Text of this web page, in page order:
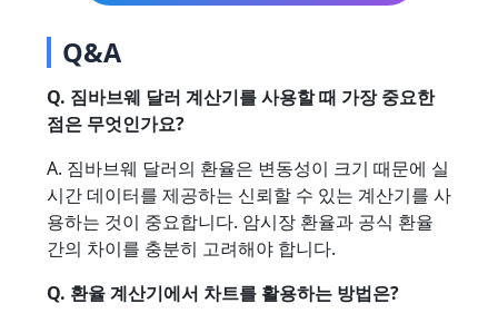
Q&A
Q. 짐바브웨 달러 계산기를 사용할 때 가장 중요한
점은 무엇인가요?
A. 짐바브웨 달러의 환율은 변동성이 크기 때문에 실
시간 데이터를 제공하는 신뢰할 수 있는 계산기를 사
용하는 것이 중요합니다. 암시장 환율과 공식 환율
간의 차이를 충분히 고려해야 합니다.
Q. 환율 계산기에서 차트를 활용하는 방법은?